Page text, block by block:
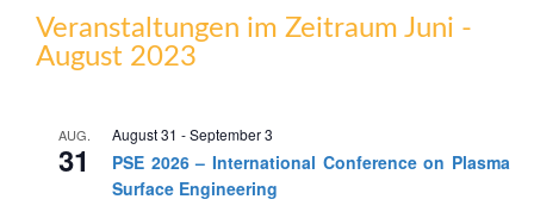
Veranstaltungen im Zeitraum Juni -
August 2023
AUG.
31
August 31 -September 3
PSE 2026 – International Conference on Plasma
Surface Engineering